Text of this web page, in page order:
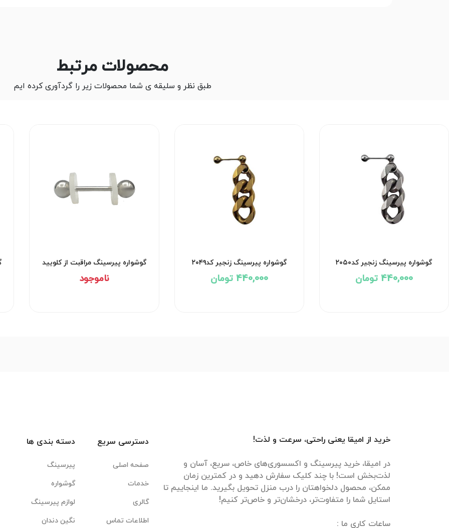
محصولات مرتبط
طبق نظر و سلیقه ی شما محصولات زیر را گردآوری کرده ایم
گوشواره پیرسینگ زنجیر کد۲۰۵۰
440,000 تومان
گوشواره پیرسینگ زنجیر کد۲۰۴۹
440,000 تومان
گوشواره پیرسینگ مراقبت از کلویید
کد۲۹۵۳
ناموجود
خرید از امیقا یعنی راحتی، سرعت و لذت!
در امیقا، خرید پیرسینگ و اکسسوری‌های خاص، سریع، آسان و
لذت‌بخش است! با چند کلیک سفارش دهید و در کمترین زمان
ممکن، محصول دلخواهتان را درب منزل تحویل بگیرید. ما اینجاییم تا
دسترسی سریع
صفحه اصلی
خدمات
گالری
اطلاعات تماس
دسته بندی ها
پیرسینگ
گوشواره
لوازم پیرسینگ
نگین دندان